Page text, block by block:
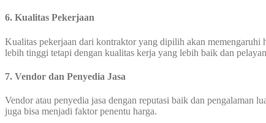
6. Kualitas Pekerjaan
Kualitas pekerjaan dari kontraktor yang dipilih akan memengaruhi
lebih tinggi tetapi dengan kualitas kerja yang lebih baik dan
7. Vendor dan Penyedia Jasa
Vendor atau penyedia jasa dengan reputasi baik dan pengalaman
juga bisa menjadi faktor penentu harga.